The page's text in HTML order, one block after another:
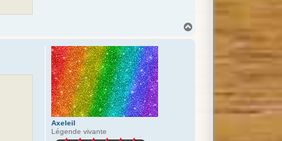
Axeleil
Légende vivante